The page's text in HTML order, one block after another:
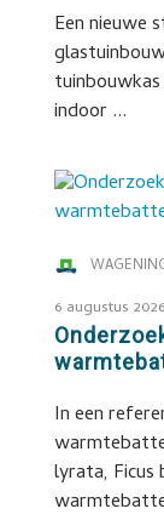
Een nieuwe
indoor ...
6 augustus 2026
In een
lyrata, Ficus